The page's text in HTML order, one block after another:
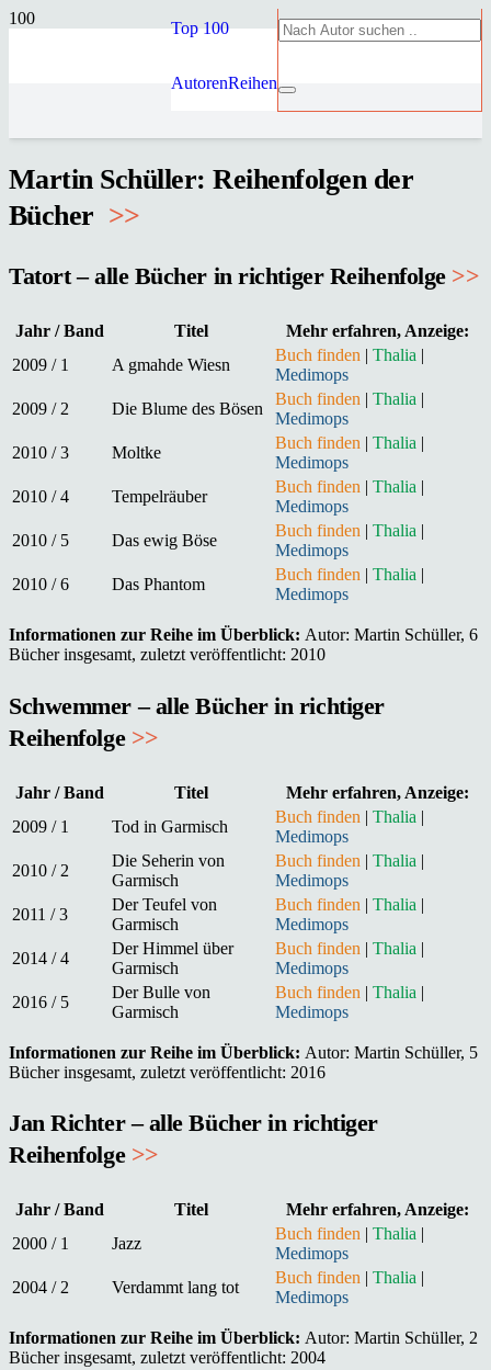
Top 100
AutorenReihen
Martin Schüller: Reihenfolgen der
Bücher >>
Tatort – alle Bücher in richtiger Reihenfolge >>
Jahr / Band Titel
Mehr erfahren, Anzeige:
2009 / 1
A gmahde Wiesn
Buch finden | Thalia |
Medimops
2009 / 2
Die Blume des Bösen
Buch finden | Thalia |
Medimops
2010 / 3
Moltke
Buch finden | Thalia |
Medimops
2010 / 4
Tempelräuber
Buch finden | Thalia |
Medimops
2010 / 5
Das ewig Böse
Buch finden | Thalia |
Medimops
2010 / 6
Das Phantom
Buch finden | Thalia |
Medimops
Informationen zur Reihe im Überblick: Autor: Martin Schüller, 6
Bücher insgesamt, zuletzt veröffentlicht: 2010
Schwemmer – alle Bücher in richtiger
Reihenfolge >>
Jahr / Band Titel
Mehr erfahren, Anzeige:
2009 / 1
Tod in Garmisch
Buch finden | Thalia |
Medimops
2010 / 2
Die Seherin von
Garmisch
Buch finden | Thalia |
Medimops
2011 / 3
Der Teufel von
Garmisch
Buch finden | Thalia |
Medimops
2014 / 4
Der Himmel über
Garmisch
Buch finden | Thalia |
Medimops
2016 / 5
Der Bulle von
Garmisch
Buch finden | Thalia |
Medimops
Informationen zur Reihe im Überblick: Autor: Martin Schüller, 5
Bücher insgesamt, zuletzt veröffentlicht: 2016
Jan Richter – alle Bücher in richtiger
Reihenfolge >>
Jahr / Band Titel
Mehr erfahren, Anzeige:
2000 / 1
Jazz
Buch finden | Thalia |
Medimops
2004 / 2
Verdammt lang tot
Buch finden | Thalia |
Medimops
Informationen zur Reihe im Überblick: Autor: Martin Schüller, 2
Bücher insgesamt, zuletzt veröffentlicht: 2004